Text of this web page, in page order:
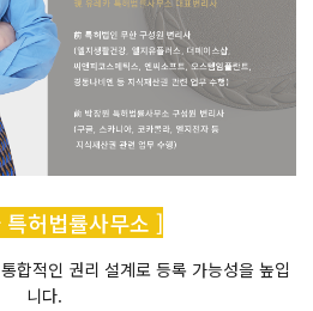
허법률사무소 ]
합적인 권리 설계로 등록 가능성을 높입
니다.